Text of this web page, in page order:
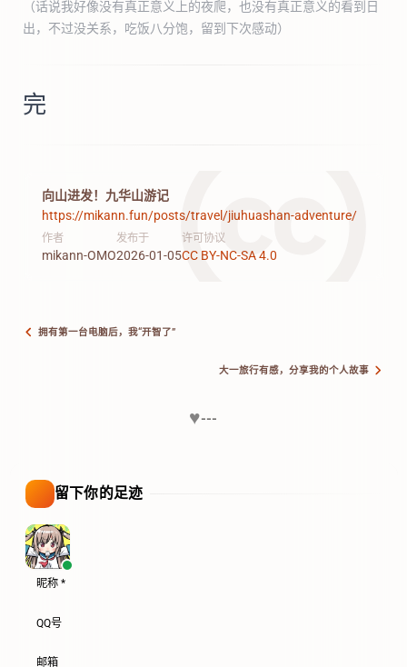
（话说我好像没有真正意义上的夜爬，也没有真正意义的看到日
出，不过没关系，吃饭八分饱，留到下次感动）
完
向山进发！九华山游记
https://mikann.fun/posts/travel/jiuhuashan-adventure/
作者
mikann-OMO
发布于
2026-01-05
许可协议
CC BY-NC-SA 4.0
拥有第一台电脑后，我“开智了”
大一旅行有感，分享我的个人故事
♥---
留下你的足迹